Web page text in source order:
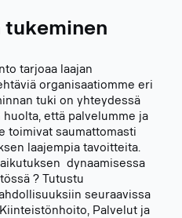
tarjoaa laajan
organisaatiomme eri
tuki on yhteydessä
että palvelumme ja
toimivat saumattomasti
laajempia tavoitteita.
dynaamisessa
? Tutustu
seuraavissa
Palvelut ja